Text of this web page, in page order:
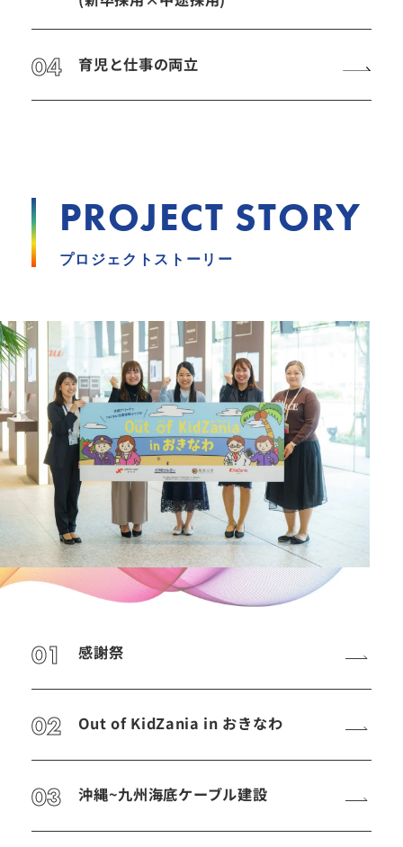
04 育児と仕事の両立
PROJECT STORY
プロジェクトストーリー
01 感謝祭
02 Out of KidZania in おきなわ
03 沖縄~九州海底ケーブル建設